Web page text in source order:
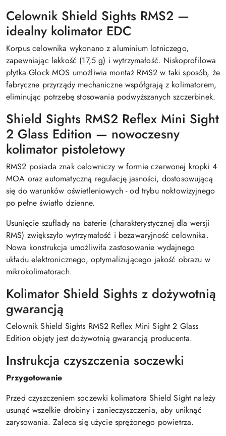
Celownik Shield Sights RMS2 —
idealny kolimator EDC
Korpus celownika wykonano z aluminium lotniczego,
zapewniając lekkość (17,5 g) i wytrzymałość. Niskoprofilowa
płytka Glock MOS umożliwia montaż RMS2 w taki sposób, że
fabryczne przyrządy mechaniczne współgrają z kolimatorem,
eliminując potrzebę stosowania podwyższanych szczerbinek.
Shield Sights RMS2 Reflex Mini Sight
2 Glass Edition — nowoczesny
kolimator pistoletowy
RMS2 posiada znak celowniczy w formie czerwonej kropki 4
MOA oraz automatyczną regulację jasności, dostosowującą
się do warunków oświetleniowych - od trybu noktowizyjnego
po pełne światło dzienne.
Usunięcie szuflady na baterie (charakterystycznej dla wersji
RMS) zwiększyło wytrzymałość i bezawaryjność celownika.
Nowa konstrukcja umożliwiła zastosowanie wydajnego
układu elektronicznego, optymalizującego jakość obrazu w
mikrokolimatorach.
Kolimator Shield Sights z dożywotnią
gwarancją
Celownik Shield Sights RMS2 Reflex Mini Sight 2 Glass
Edition objęty jest dożywotnią gwarancją producenta.
Instrukcja czyszczenia soczewki
Przygotowanie
Przed czyszczeniem soczewki kolimatora Shield Sight należy
usunąć wszelkie drobiny i zanieczyszczenia, aby uniknąć
zarysowania. Zaleca się użycie sprężonego powietrza.